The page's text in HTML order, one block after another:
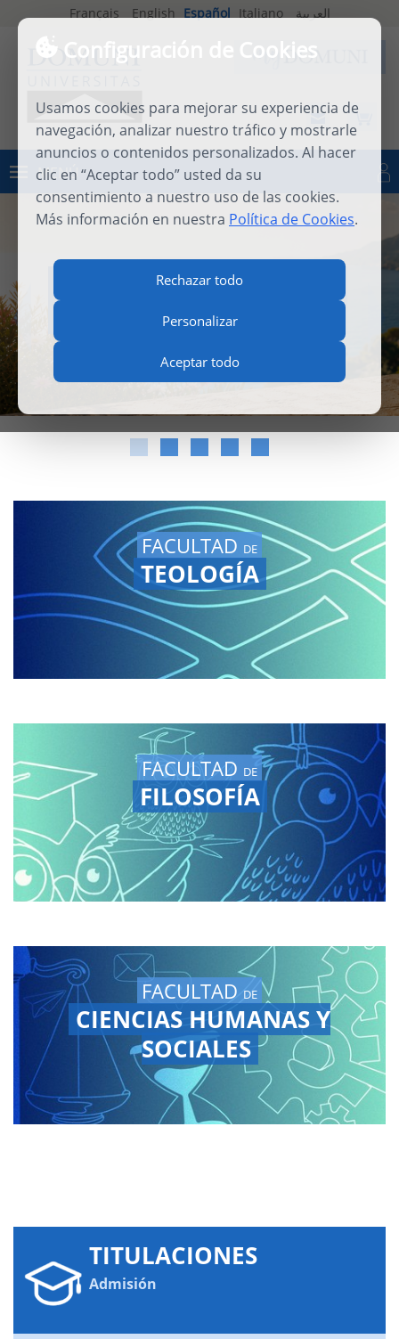
Configuración de Cookies
Usamos cookies para mejorar su experiencia de
navegación, analizar nuestro tráfico y mostrarle
anuncios o contenidos personalizados. Al hacer
clic en “Aceptar todo” usted da su
consentimiento a nuestro uso de las cookies.
Más información en nuestra Política de Cookies.
Rechazar todo
Personalizar
Aceptar todo
Français English Español Italiano العربية
MENÚ
INTERNATIONAL SUMMER
SCHOOL 2026
FACULTAD DE
TEOLOGÍA
FACULTAD DE
FILOSOFÍA
FACULTAD DE
CIENCIAS HUMANAS Y
SOCIALES
TITULACIONES
Admisión